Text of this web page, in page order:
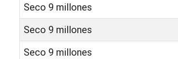
Seco 9 millones
Seco 9 millones
Seco 9 millones